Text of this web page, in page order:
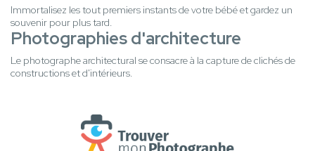
Immortalisez les tout premiers instants de votre bébé et gardez un
souvenir pour plus tard.
Photographies d'architecture
Le photographe architectural se consacre à la capture de clichés de
constructions et d'intérieurs.